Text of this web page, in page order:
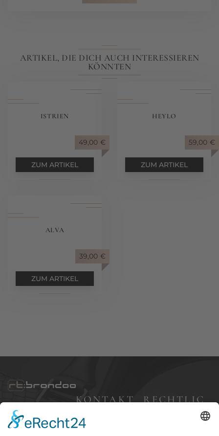
ARTIKEL, DIE DICH AUCH INTERESSIEREN
KÖNNTEN
ISTRIEN
49,00 €
ZUM ARTIKEL
HEYLO
59,00 €
ZUM ARTIKEL
ALVA
39,00 €
ZUM ARTIKEL
KONTAKT
RECHTLIC